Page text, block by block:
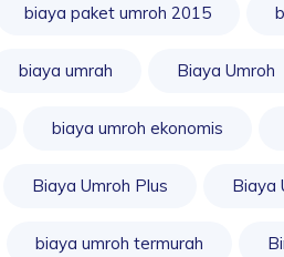
biaya paket umroh 2015
biaya umrah Biaya Umroh
biaya umroh ekonomis
Biaya Umroh Plus Biaya
biaya umroh termurah